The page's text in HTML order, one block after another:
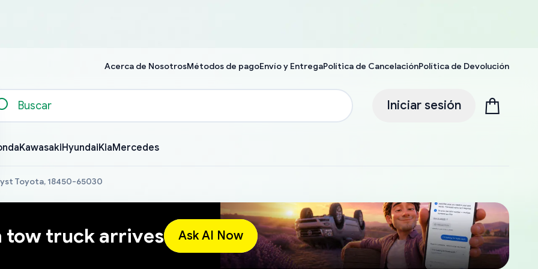
Acerca de NosotrosMétodos de pagoEnvío y EntregaPolítica de CancelaciónPolítica de Devolución
Iniciar sesión
KawasakiHyundaiKiaMercedes
Toyota, 18450-65030
tow truck arrives Ask AI Now